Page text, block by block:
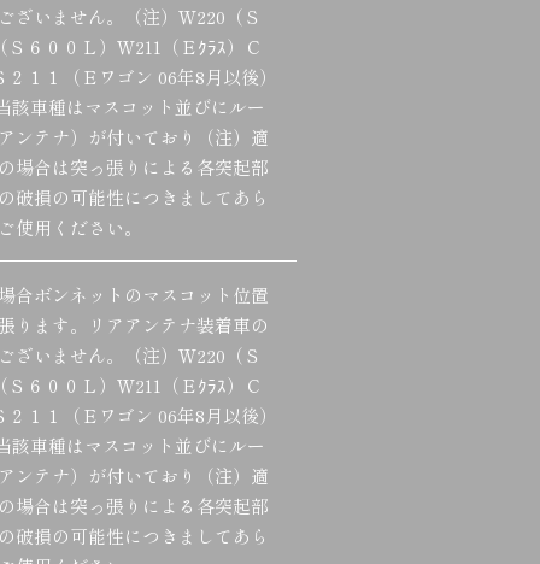
ざいません。（注）Ｗ220（Ｓ
Ｓ６００Ｌ）Ｗ211（Ｅｸﾗｽ）Ｃ
１１（Ｅワゴン 06年8月以後）
該車種はマスコット並びにルー
ンテナ）が付いており（注）適
場合は突っ張りによる各突起部
破損の可能性につきましてあら
使用ください。
合ボンネットのマスコット位置
ります。リアアンテナ装着車の
ざいません。（注）Ｗ220（Ｓ
Ｓ６００Ｌ）Ｗ211（Ｅｸﾗｽ）Ｃ
１１（Ｅワゴン 06年8月以後）
該車種はマスコット並びにルー
ンテナ）が付いており（注）適
場合は突っ張りによる各突起部
破損の可能性につきましてあら